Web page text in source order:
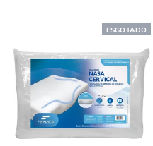
ESGOTADO